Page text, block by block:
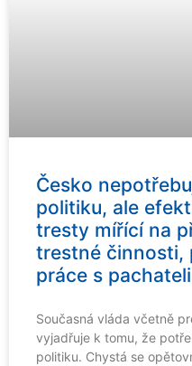
Česko
politiku, ale
tresty mířící na
trestné činnosti,
práce s pachateli
Současná vláda včetně
vyjadřuje k tomu, že
politiku. Chystá se